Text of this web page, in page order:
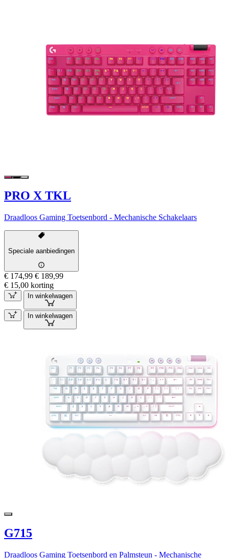
PRO X TKL
Draadloos Gaming Toetsenbord - Mechanische Schakelaars
Speciale aanbiedingen
€ 174,99 € 189,99
€ 15,00 korting
In winkelwagen
In winkelwagen
G715
Draadloos Gaming Toetsenbord en Palmsteun - Mechanische